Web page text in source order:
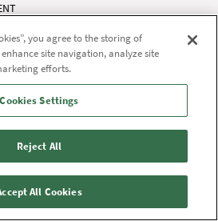
you agree to the storing of
site navigation, analyze site
efforts.
Cookies Settings
Reject All
All Cookies